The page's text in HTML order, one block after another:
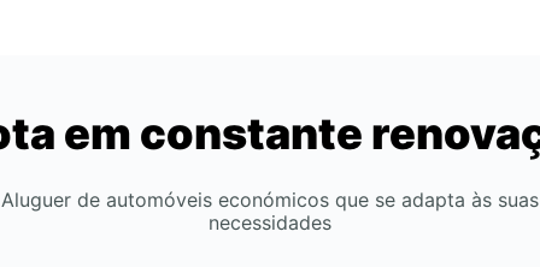
em constante
Aluguer de automóveis económicos que se adapta às suas
necessidades